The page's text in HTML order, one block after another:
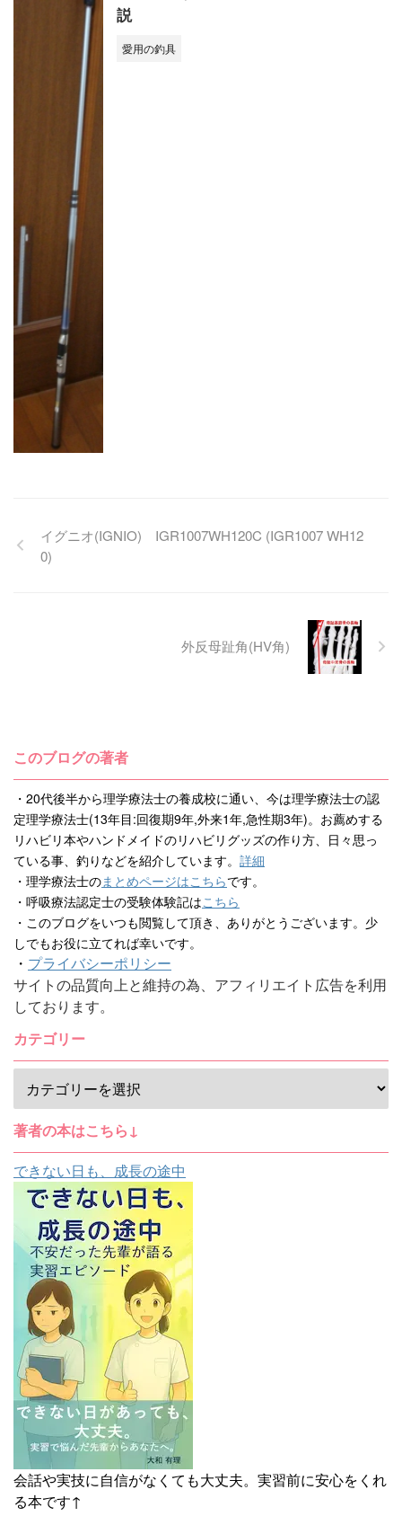
説
愛用の釣具
イグニオ(IGNIO) IGR1007WH120C (IGR1007 WH12
0)
外反母趾角(HV角)
このブログの著者
・20代後半から理学療法士の養成校に通い、今は理学療法士の認
定理学療法士(13年目:回復期9年,外来1年,急性期3年)。お薦めする
リハビリ本やハンドメイドのリハビリグッズの作り方、日々思っ
ている事、釣りなどを紹介しています。 詳細
・理学療法士のまとめページはこちらです。
・呼吸療法認定士の受験体験記はこちら
・このブログをいつも閲覧して頂き、ありがとうございます。少
しでもお役に立てれば幸いです。
・ プライバシーポリシー
サイトの品質向上と維持の為、アフィリエイト広告を利用
しております。
カテゴリー
著者の本はこちら↓
できない日も、成長の途中
会話や実技に自信がなくても大丈夫。実習前に安心をくれ
る本です↑